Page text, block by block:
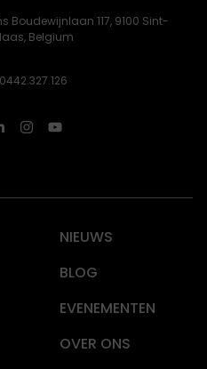
Boudewijnlaan 117, 9100 Sint-
Belgium
NIEUWS
BLOG
EVENEMENTEN
OVER ONS